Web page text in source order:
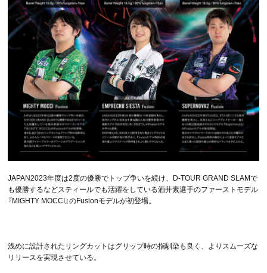
JAPAN2023年度は2度の優勝でトップ争いを続け、D-TOUR GRAND SLAMで
も優勝するなどスティールでも活躍をしている酒井素選手のファーストモデル
『MIGHTY MOCCI』のFusionモデルが初登場。
浅めに設計されたリングカットはグリップ時の指馴染も良く、よりスムーズな
リリースを実現させている。